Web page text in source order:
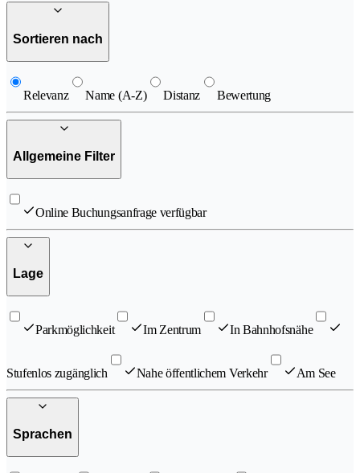
Sortieren nach
Relevanz Name (A-Z) Distanz Bewertung
Allgemeine Filter
Online Buchungsanfrage verfügbar
Lage
Parkmöglichkeit Im Zentrum In Bahnhofsnähe
Stufenlos zugänglich Nahe öffentlichem Verkehr Am See
Sprachen